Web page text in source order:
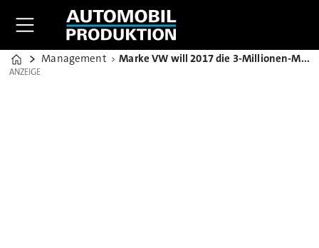
Home
Management Marke VW will 2017 die 3-Millionen-Marke in China packen
ANZEIGE
ANZEIGE